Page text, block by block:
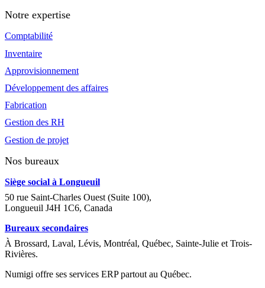
Notre expertise
Comptabilité
Inventaire
Approvisionnement
Développement des affaires
Fabrication
Gestion des RH
Gestion de projet
Nos bureaux
Siège social à Longueuil
50 rue Saint-Charles Ouest (Suite 100),
Longueuil J4H 1C6, Canada
Bureaux secondaires
À Brossard, Laval, Lévis, Montréal, Québec, Sainte-Julie et Trois-
Rivières.
Numigi offre ses services ERP partout au Québec.